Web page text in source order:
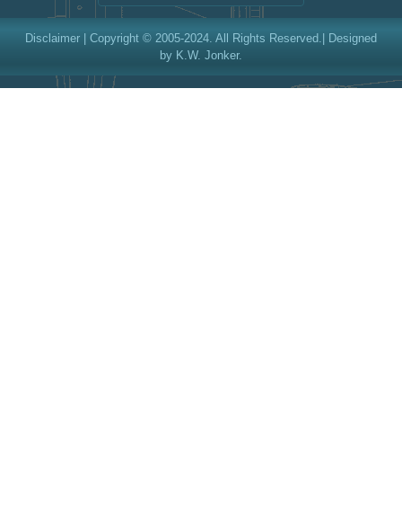
Disclaimer | Copyright © 2005-2024. All Rights Reserved.| Designed
by K.W. Jonker.